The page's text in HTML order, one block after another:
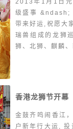
2013年1月1日元
级盛事 &ndash;
带来好运,祝愿大
瑞兽组成的龙狮
狮、北狮、麒麟
香港龙狮节开幕
金鼓齐鸣闹香江
户新年行大运,